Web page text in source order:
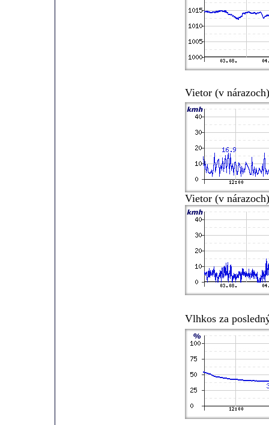
Vietor (v
Vietor (v
Vlhkos za